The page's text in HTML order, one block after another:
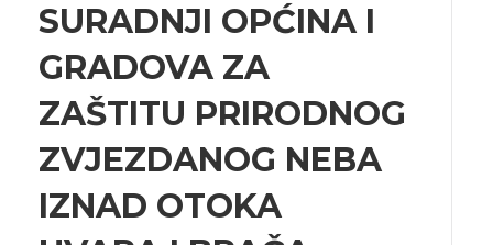
SURADNJI OPĆINA I
GRADOVA ZA
ZAŠTITU PRIRODNOG
ZVJEZDANOG NEBA
IZNAD OTOKA